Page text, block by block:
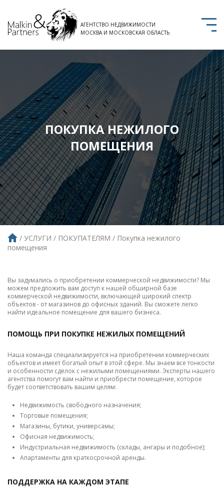
АГЕНТСТВО НЕДВИЖИМОСТИ
МОСКВА И МОСКОВСКАЯ ОБЛАСТЬ
ПОКУПКА НЕЖИЛОГО
ПОМЕЩЕНИЯ
УСЛУГИ ПОКУПАТЕЛЯМ
Покупка нежилого
помещения
Вы задумались о приобретении коммерческой недвижимости? Мы
можем предложить вам доступ к нашей обширной базе
коммерческой недвижимости, включающей широкий спектр
объектов - от магазинов до офисных зданий. Вы сможете легко
найти идеальное помещение для вашего бизнеса.
ПОМОЩЬ ПРИ ПОКУПКЕ НЕЖИЛЫХ ПОМЕЩЕНИЙ
Наша команда специализируется на приобретении коммерческих
объектов и имеет богатый опыт в этой сфере. Мы знаем все тонкости
и особенности сделок с нежилыми помещениями. Эксперты нашего
агентства помогут вам найти и приобрести помещение, которое
будет соответствовать вашим целям:
Недвижимость свободного назначения;
Торговые помещения;
Магазины, бутики, универсамы;
Офисная недвижимость;
Индустриальная недвижимость (склады, ангары и подобное);
Апартаменты для краткосрочной аренды.
ПОДДЕРЖКА НА КАЖДОМ ЭТАПЕ